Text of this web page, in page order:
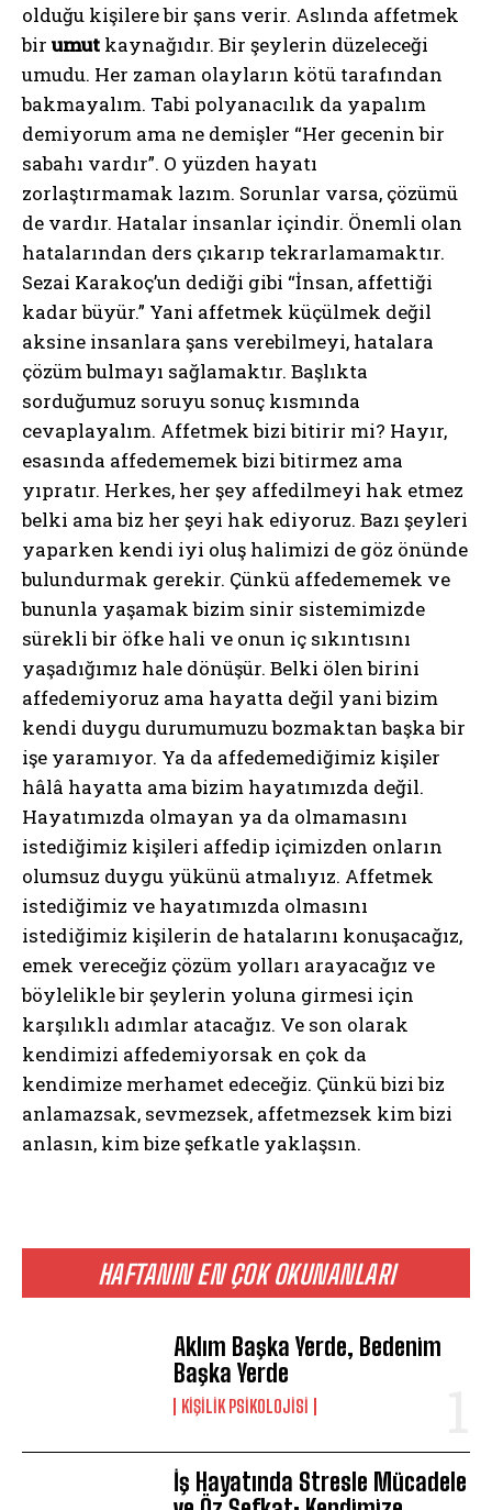
ABONE OL
Gizlilik politikasınıokudum, onaylıyorum.
HAFTANIN EN ÇOK OKUNANLARI
Aklım Başka Yerde, Bedenim
Başka Yerde
KIŞILIK PSIKOLOJISI
İş Hayatında Stresle Mücadele
olduğu kişilere bir şans verir. Aslında affetmek
bir umut kaynağıdır. Bir şeylerin düzeleceği
umudu. Her zaman olayların kötü tarafından
bakmayalım. Tabi polyanacılık da yapalım
demiyorum ama ne demişler “Her gecenin bir
sabahı vardır”. O yüzden hayatı
zorlaştırmamak lazım. Sorunlar varsa, çözümü
de vardır. Hatalar insanlar içindir. Önemli olan
hatalarından ders çıkarıp tekrarlamamaktır.
Sezai Karakoç’un dediği gibi “İnsan, affettiği
kadar büyür.” Yani affetmek küçülmek değil
aksine insanlara şans verebilmeyi, hatalara
çözüm bulmayı sağlamaktır. Başlıkta
sorduğumuz soruyu sonuç kısmında
cevaplayalım. Affetmek bizi bitirir mi? Hayır,
esasında affedememek bizi bitirmez ama
yıpratır. Herkes, her şey affedilmeyi hak etmez
belki ama biz her şeyi hak ediyoruz. Bazı şeyleri
yaparken kendi iyi oluş halimizi de göz önünde
bulundurmak gerekir. Çünkü affedememek ve
bununla yaşamak bizim sinir sistemimizde
sürekli bir öfke hali ve onun iç sıkıntısını
yaşadığımız hale dönüşür. Belki ölen birini
affedemiyoruz ama hayatta değil yani bizim
kendi duygu durumumuzu bozmaktan başka bir
işe yaramıyor. Ya da affedemediğimiz kişiler
hâlâ hayatta ama bizim hayatımızda değil.
Hayatımızda olmayan ya da olmamasını
istediğimiz kişileri affedip içimizden onların
olumsuz duygu yükünü atmalıyız. Affetmek
istediğimiz ve hayatımızda olmasını
istediğimiz kişilerin de hatalarını konuşacağız,
emek vereceğiz çözüm yolları arayacağız ve
böylelikle bir şeylerin yoluna girmesi için
karşılıklı adımlar atacağız. Ve son olarak
kendimizi affedemiyorsak en çok da
kendimize merhamet edeceğiz. Çünkü bizi biz
anlamazsak, sevmezsek, affetmezsek kim bizi
anlasın, kim bize şefkatle yaklaşsın.